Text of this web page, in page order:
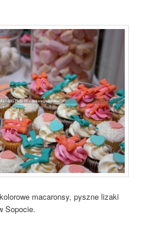
macaronsy, pyszne lizaki
Sopocie.